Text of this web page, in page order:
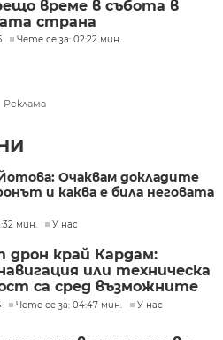
време в събота в
страна
Чете се за: 02:22 мин.
Реклама
Очаквам докладите
и каква е била неговата
мин. У нас
дрон край Кардам:
или техническа
са сред възможните
Чете се за: 04:47 мин. У нас